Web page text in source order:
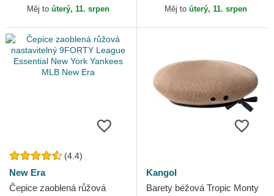
Měj to úterý, 11. srpen
MLB New Era
Měj to úterý, 11. srpen
(4.4)
New Era
Čepice zaoblená růžová
Kangol
Barety béžová Tropic Monty